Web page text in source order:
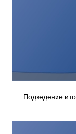
Подведение